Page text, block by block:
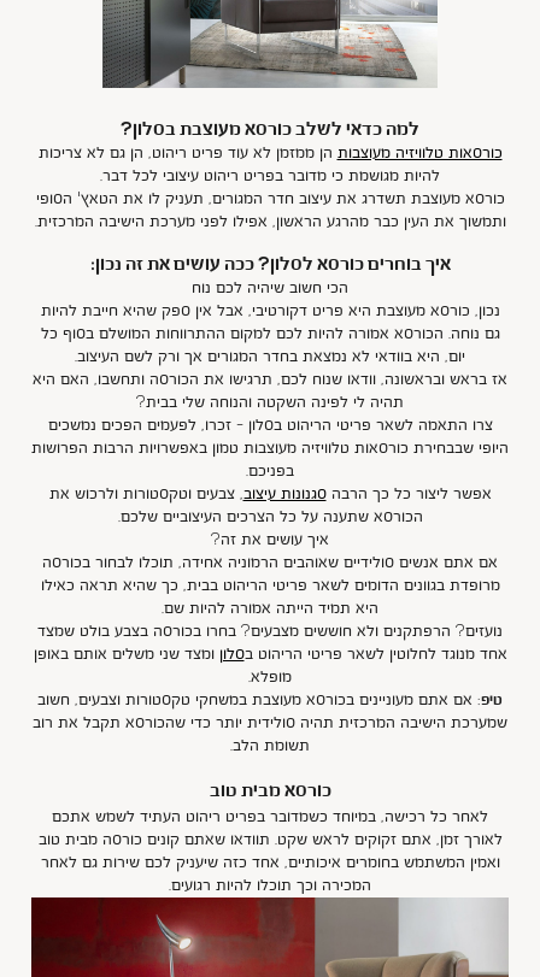
למה כדאי לשלב כורסא מעוצבת בסלון?
כורסאות טלוויזיה מעוצבות הן ממזמן לא עוד פריט ריהוט, הן גם לא צריכות
להיות מגושמת כי מדובר בפריט ריהוט עיצובי לכל דבר.
כורסא מעוצבת תשדרג את עיצוב חדר המגורים, תעניק לו את הטאץ' הסופי
ותמשוך את העין כבר מהרגע הראשון, אפילו לפני מערכת הישיבה המרכזית.
איך בוחרים כורסא לסלון? ככה עושים את זה נכון:
הכי חשוב שיהיה לכם נוח
נכון, כורסא מעוצבת היא פריט דקורטיבי, אבל אין ספק שהיא חייבת להיות
גם נוחה. הכורסא אמורה להיות לכם למקום ההתרווחות המושלם בסוף כל
יום, היא בוודאי לא נמצאת בחדר המגורים אך ורק לשם העיצוב.
אז בראש ובראשונה, וודאו שנוח לכם, תרגישו את הכורסה ותחשבו, האם היא
תהיה לי לפינה השקטה והנוחה שלי בבית?
צרו התאמה לשאר פריטי הריהוט בסלון - זכרו, לפעמים הפכים נמשכים
היופי שבבחירת כורסאות טלוויזיה מעוצבות טמון באפשרויות הרבות הפרושות
בפניכם.
אפשר ליצור כל כך הרבהסגנונות עיצוב, צבעים וטקסטורות ולרכוש את
הכורסא שתענה על כל הצרכים העיצוביים שלכם.
איך עושים את זה?
אם אתם אנשים סולידיים שאוהבים הרמוניה אחידה, תוכלו לבחור בכורסה
מרופדת בגוונים הדומים לשאר פריטי הריהוט בבית, כך שהיא תראה כאילו
היא תמיד הייתה אמורה להיות שם.
נועזים? הרפתקנים ולא חוששים מצבעים? בחרו בכורסה בצבע בולט שמצד
אחד מנוגד לחלוטין לשאר פריטי הריהוט בסלון ומצד שני משלים אותם באופן
מופלא.
טיפ: אם אתם מעוניינים בכורסא מעוצבת במשחקי טקסטורות וצבעים, חשוב
שמערכת הישיבה המרכזית תהיה סולידית יותר כדי שהכורסא תקבל את רוב
תשומת הלב.
כורסא מבית טוב
לאחר כל רכישה, במיוחד כשמדובר בפריט ריהוט העתיד לשמש אתכם
לאורך זמן, אתם זקוקים לראש שקט. תוודאו שאתם קונים כורסה מבית טוב
ואמין המשתמש בחומרים איכותיים, אחד כזה שיעניק לכם שירות גם לאחר
המכירה וכך תוכלו להיות רגועים.